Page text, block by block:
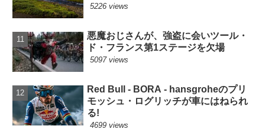
5226 views
悪魔おじさんが、強盗に会いツール・
ド・フランス第1ステージを欠場
5097 views
Red Bull - BORA - hansgroheのプリ
モッシュ・ログリッチが車にはねられ
る!
4699 views